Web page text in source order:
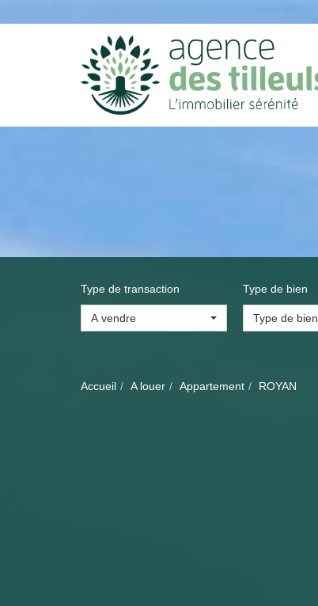
Type de transaction
A vendre
Type de bien
Type de bien
Accueil A louer Appartement ROYAN